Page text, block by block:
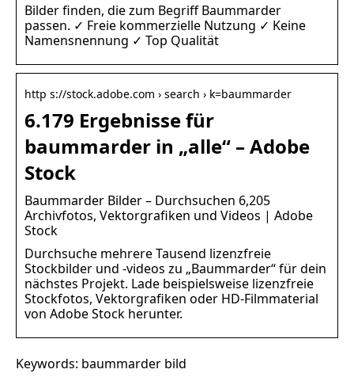
Bilder finden, die zum Begriff Baummarder
passen. ✓ Freie kommerzielle Nutzung ✓ Keine
Namensnennung ✓ Top Qualität
http s://stock.adobe.com › search › k=baummarder
6.179 Ergebnisse für
baummarder in „alle“ – Adobe
Stock
Baummarder Bilder – Durchsuchen 6,205
Archivfotos, Vektorgrafiken und Videos | Adobe
Stock
Durchsuche mehrere Tausend lizenzfreie
Stockbilder und -videos zu „Baummarder“ für dein
nächstes Projekt. Lade beispielsweise lizenzfreie
Stockfotos, Vektorgrafiken oder HD-Filmmaterial
von Adobe Stock herunter.
Keywords: baummarder bild